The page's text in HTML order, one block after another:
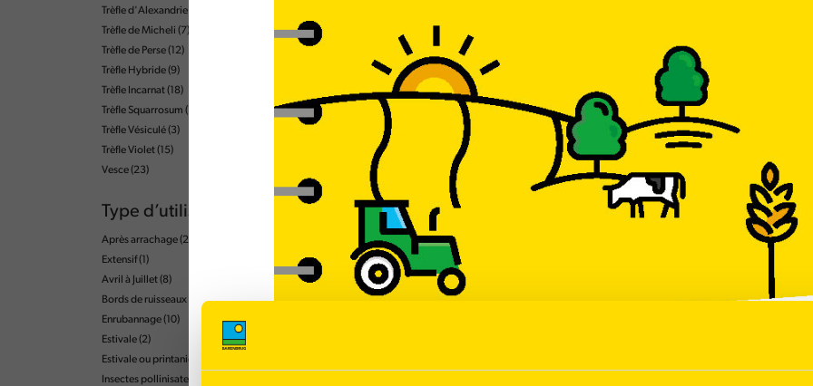
Trèfle d'Alexandrie
Trèfle de Micheli (7)
Trèfle de Perse(12)
Trèfle Hybride(9)
Trèfle Incarnat(18)
Trèfle Squarrosum (1)
Trèfle Vésiculé(3)
Trèfle Violet(15)
Vesce(23)
Type d’utilisation
Après arrachage(2)
Extensif(1)
Avril à Juillet(8)
Bords de ruisseaux
Enrubannage(10)
Estivale(2)
Estivale ou printanière
Insectes pollinisateurs
Avoine blanche
Tolérante à la Jaunisse Nanisante de
l'Orge (JNO)
Productivité proche d'un seigle
fourrager
Feuilles larges
Comportement "très
une bonne répartition du
sur l'année
Très peu remontant
Fourrage appétent
Feuilles très fines